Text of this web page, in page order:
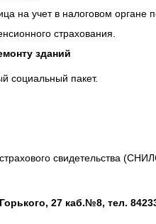
на учет в налоговом органе
страхования.
зданий
социальный пакет.
свидетельства
27 каб.№8, тел.